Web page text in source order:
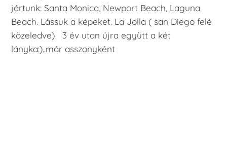
jártunk: Santa Monica, Newport Beach, Laguna
Beach. Lássuk a képeket. La Jolla ( san Diego felé
közeledve) 3 év utan újra együtt a két
lányka:)..már asszonyként